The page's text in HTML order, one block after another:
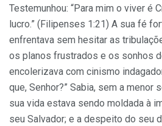
Testemunhou: “Para mim o viver é
lucro.” (Filipenses 1:21) A sua fé
enfrentava sem hesitar as
os planos frustrados e os sonhos
encolerizava com cinismo
que, Senhor?” Sabia, sem a menor
sua vida estava sendo moldada à
seu Salvador; e a despeito do seu